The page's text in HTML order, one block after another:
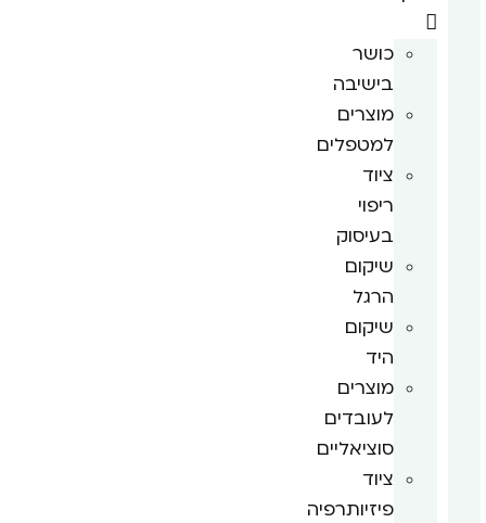
כושר
בישיבה
מוצרים
למטפלים
ציוד
ריפוי
בעיסוק
שיקום
הרגל
שיקום
היד
מוצרים
לעובדים
סוציאליים
ציוד
פיזיותרפיה